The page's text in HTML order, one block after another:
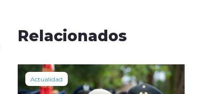
Relacionados
Actualidad